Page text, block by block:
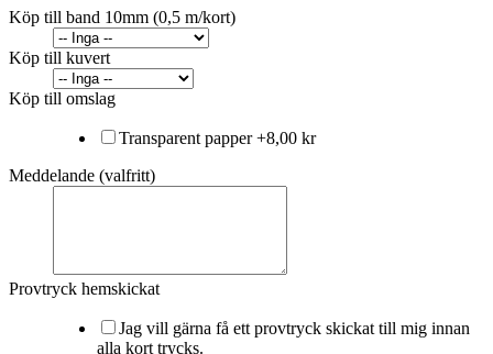
Köp till band 10mm (0,5 m/kort)
Köp till kuvert
Köp till omslag
Transparent papper+8,00 kr
Meddelande (valfritt)
Provtryck hemskickat
Jag vill gärna få ett provtryck skickat till mig innan
alla kort trycks.